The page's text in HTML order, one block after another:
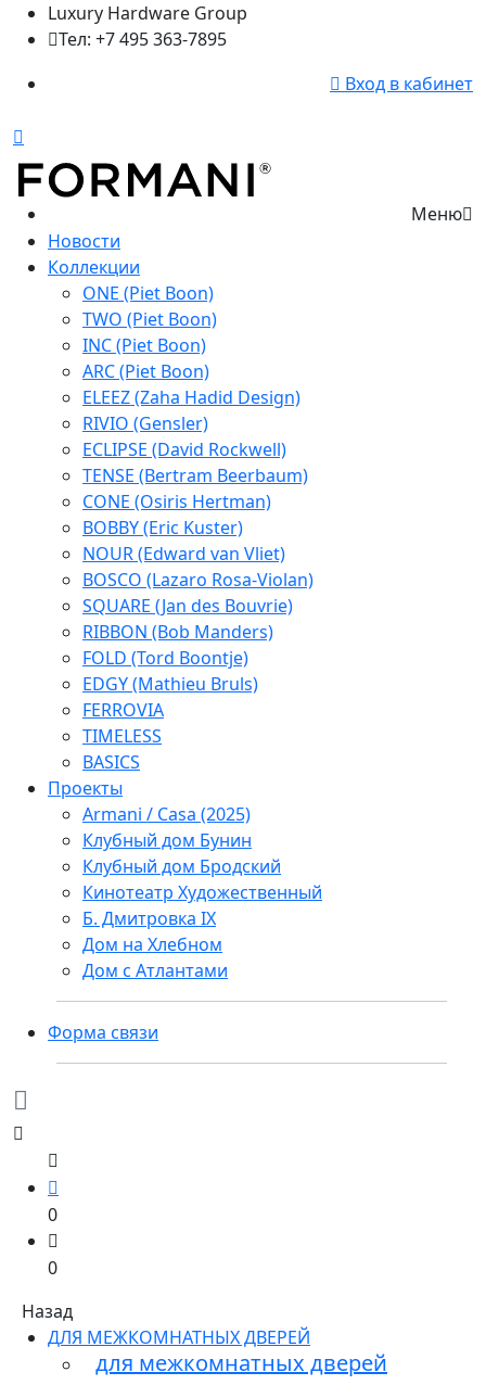
Luxury Hardware Group
Тел: +7 495 363-7895
Вход в кабинет
Меню
Новости
Коллекции
ONE (Piet Boon)
TWO (Piet Boon)
INC (Piet Boon)
ARC (Piet Boon)
ELEEZ (Zaha Hadid Design)
RIVIO (Gensler)
ECLIPSE (David Rockwell)
TENSE (Bertram Beerbaum)
CONE (Osiris Hertman)
BOBBY (Eric Kuster)
NOUR (Edward van Vliet)
BOSCO (Lazaro Rosa-Violan)
SQUARE (Jan des Bouvrie)
RIBBON (Bob Manders)
FOLD (Tord Boontje)
EDGY (Mathieu Bruls)
FERROVIA
TIMELESS
BASICS
Проекты
Armani / Casa (2025)
Клубный дом Бунин
Клубный дом Бродский
Кинотеатр Художественный
Б. Дмитровка IX
Дом на Хлебном
Дом с Атлантами
Форма связи
0
0
Назад
ДЛЯ МЕЖКОМНАТНЫХ ДВЕРЕЙ
для межкомнатных дверей